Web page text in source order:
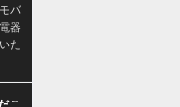
バ
器
た